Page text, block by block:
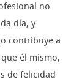
no
día, y
contribuye a
él mismo,
de felicidad